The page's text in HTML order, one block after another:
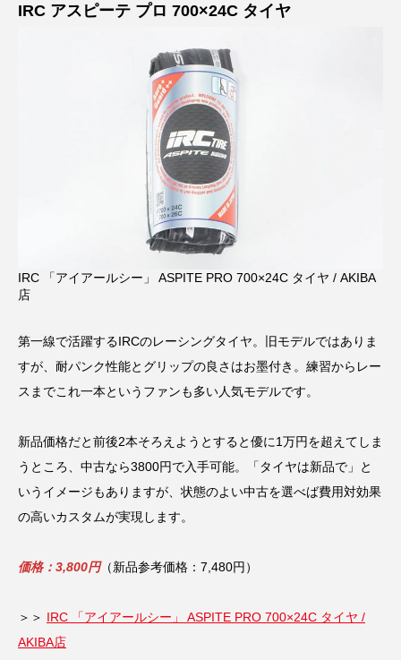
IRC アスピーテ プロ 700×24C タイヤ
IRC 「アイアールシー」 ASPITE PRO 700×24C タイヤ / AKIBA
店
第一線で活躍するIRCのレーシングタイヤ。旧モデルではありま
すが、耐パンク性能とグリップの良さはお墨付き。練習からレー
スまでこれ一本というファンも多い人気モデルです。
新品価格だと前後2本そろえようとすると優に1万円を超えてしま
うところ、中古なら3800円で入手可能。「タイヤは新品で」と
いうイメージもありますが、状態のよい中古を選べば費用対効果
の高いカスタムが実現します。
価格：3,800円（新品参考価格：7,480円）
＞＞ IRC 「アイアールシー」 ASPITE PRO 700×24C タイヤ /
AKIBA店